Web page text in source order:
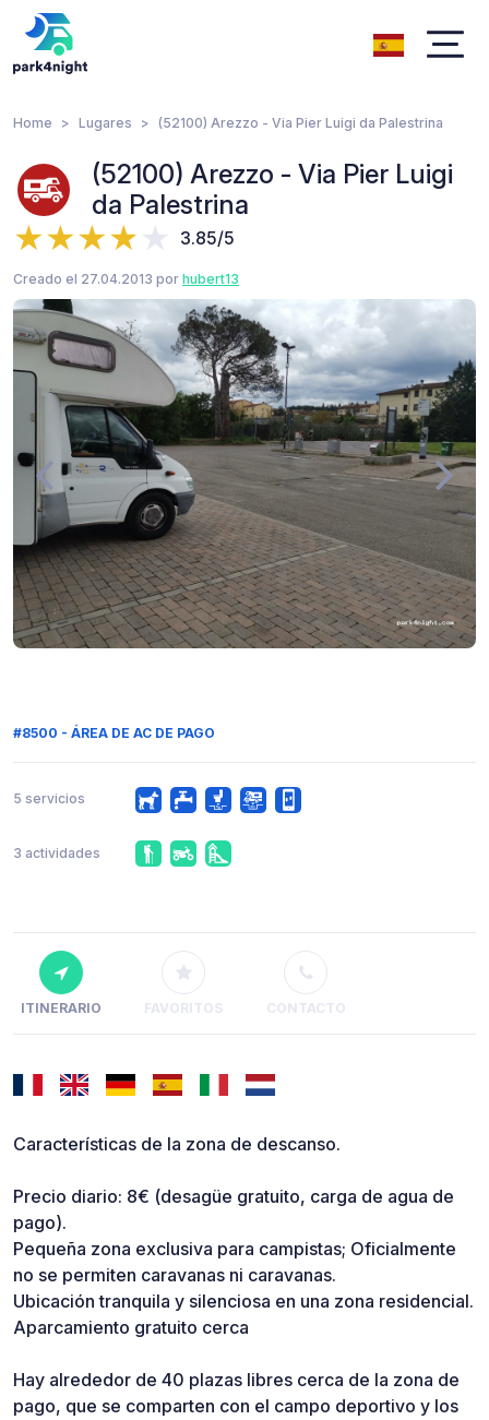
Home Lugares (52100) Arezzo - Via Pier Luigi da Palestrina
(52100) Arezzo - Via Pier Luigi
da Palestrina
3.85/5
Creado el 27.04.2013 por hubert13
#8500 - ÁREA DE AC DE PAGO
5 servicios
3 actividades
ITINERARIO FAVORITOS CONTACTO
Características de la zona de descanso.
Precio diario: 8€ (desagüe gratuito, carga de agua de
pago).
Pequeña zona exclusiva para campistas; Oficialmente
no se permiten caravanas ni caravanas.
Ubicación tranquila y silenciosa en una zona residencial.
Aparcamiento gratuito cerca
Hay alrededor de 40 plazas libres cerca de la zona de
pago, que se comparten con el campo deportivo y los